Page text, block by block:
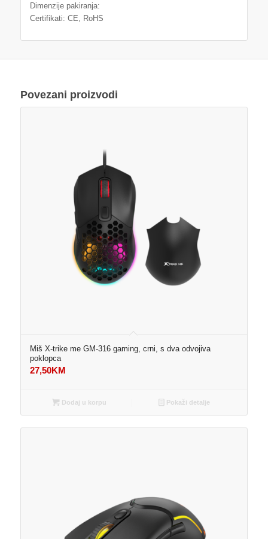
Dimenzije pakiranja:
Certifikati: CE, RoHS
Povezani proizvodi
Miš X-trike me GM-316 gaming, crni, s dva odvojiva
poklopca
27,50KM
Dodaj u korpu Pokaži detalje